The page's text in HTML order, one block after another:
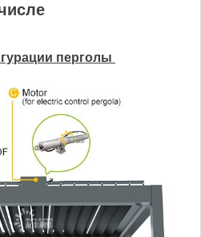
перголы